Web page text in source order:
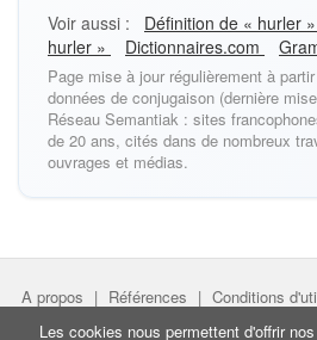
Voir aussi : Définition de « hurler »
hurler »
Dictionnaires.com
Page mise à jour régulièrement à
données de conjugaison (dernière
Réseau Semantiak : sites
de 20 ans, cités dans de nombreux
ouvrages et médias.
A propos | Références | Conditions
Faire un lien |
Les cookies nous permettent d'offrir